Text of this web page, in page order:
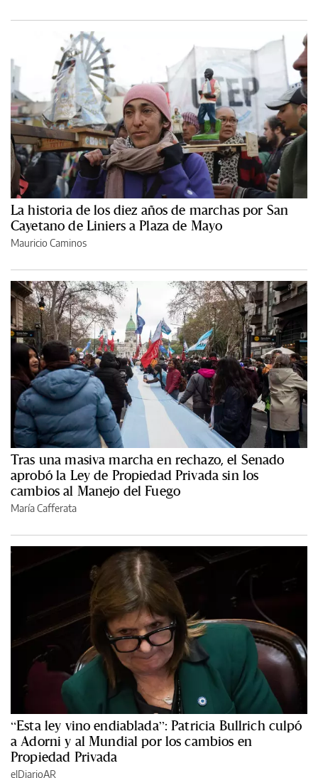
La historia de los diez años de marchas por San
Cayetano de Liniers a Plaza de Mayo
Mauricio Caminos
Tras una masiva marcha en rechazo, el Senado
aprobó la Ley de Propiedad Privada sin los
cambios al Manejo del Fuego
María Cafferata
“Esta ley vino endiablada”: Patricia Bullrich culpó
a Adorni y al Mundial por los cambios en
Propiedad Privada
elDiarioAR